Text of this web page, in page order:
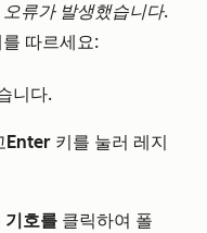
류가 발생했습니다.
따르세요:
니다.
Enter 키를 눌러 레지
기호를 클릭하여 폴